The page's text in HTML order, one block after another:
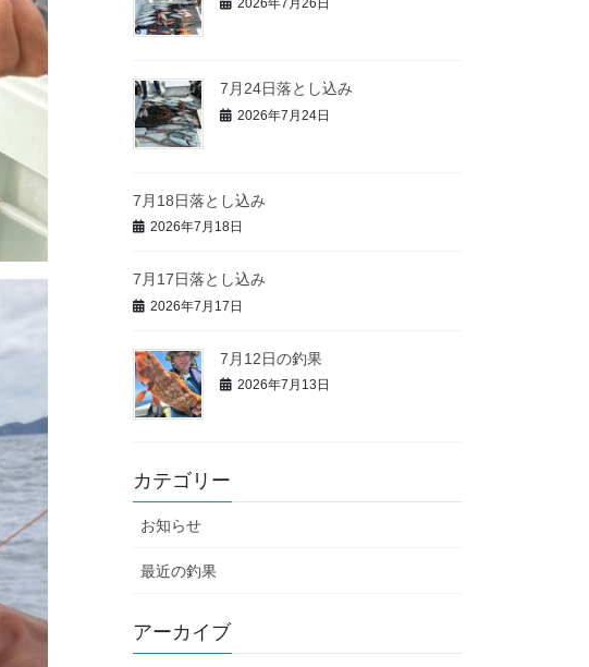
7月24日落とし込み
2026年7月24日
7月18日落とし込み
2026年7月18日
7月17日落とし込み
2026年7月17日
7月12日の釣果
2026年7月13日
カテゴリー
お知らせ
最近の釣果
アーカイブ